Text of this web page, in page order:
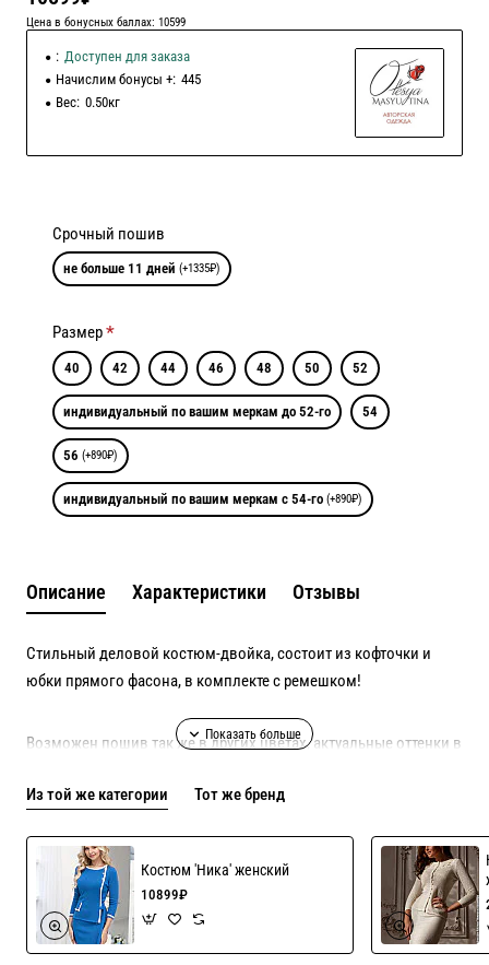
Цена в бонусных баллах: 10599
: Доступен для заказа
Начислим бонусы +: 445
Вес: 0.50кг
Срочный пошив
не больше 11 дней (+1335₽)
Размер
40 42 44 46 48 50 52
индивидуальный по вашим меркам до 52-го 54
56 (+890₽)
индивидуальный по вашим меркам с 54-го (+890₽)
Описание Характеристики Отзывы
Стильный деловой костюм-двойка, состоит из кофточки и
юбки прямого фасона, в комплекте с ремешком!
Возможен пошив так же в других цветах, актуальные оттенки в
Рекомендации по уходу ручная стирка
Из той же категории Тот же бренд
Костюм 'Ника' женский
10899₽